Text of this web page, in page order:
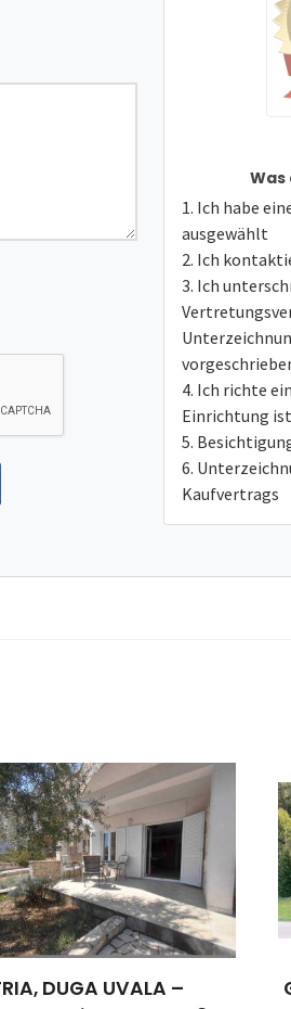
Ich habe
ausgewählt
Ich
Ich
Ich richte
Einrichtung
Kaufvertrags
DUGA UVALA –